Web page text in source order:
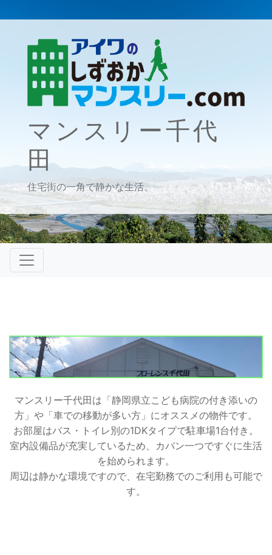
マンスリー千代
田
住宅街の一角で静かな生活。
マンスリー千代田は「静岡県立こども病院の付き添いの
方」や「車での移動が多い方」にオススメの物件です。
お部屋はバス・トイレ別の1DKタイプで駐車場1台付き。
室内設備品が充実しているため、カバン一つですぐに生活
を始められます。
周辺は静かな環境ですので、在宅勤務でのご利用も可能で
す。